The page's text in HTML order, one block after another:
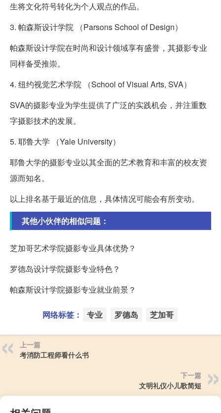
生将文化符号转化为个人观点的作品。
3. 帕森斯设计学院 （Parsons School of Design）
帕森斯设计学院在时尚和设计领域享有盛誉，其摄影专业
同样备受推崇。
4. 纽约视觉艺术学院 （School of Visual Arts, SVA）
SVA的摄影专业为学生提供了广泛的实践机会，并注重数
字摄影技术的发展。
5. 耶鲁大学 （Yale University）
耶鲁大学的摄影专业以其全面的艺术教育和丰富的校友资
源而知名。
以上排名基于最近的信息，具体情况可能会有所变动。
其他小伙伴的相似问题：
芝加哥艺术学院摄影专业具体优势？
罗德岛设计学院摄影专业特色？
帕森斯设计学院摄影专业就业前景？
网络标签： 专业 罗德岛 芝加哥
上一篇
考消防工程师看什么书
下一篇
文明礼仪小儿歌简短